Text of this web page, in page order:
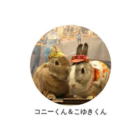
コニーくん＆こゆきくん